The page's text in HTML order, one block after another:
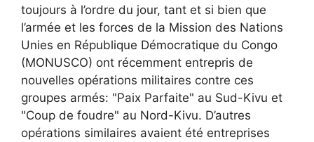
toujours à l’ordre du jour, tant et si bien que
l’armée et les forces de la Mission des Nations
Unies en République Démocratique du Congo
(MONUSCO) ont récemment entrepris de
nouvelles opérations militaires contre ces
groupes armés: "Paix Parfaite" au Sud-Kivu et
"Coup de foudre" au Nord-Kivu. D’autres
opérations similaires avaient été entreprises